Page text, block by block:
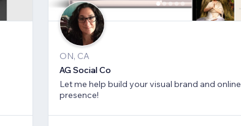
ON, CA
AG Social Co
Let me help build your visual brand and online
presence!